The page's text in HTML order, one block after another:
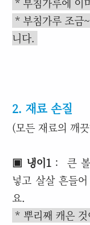
* 부침가루에 이
* 부침가루 조금
니다.
2. 재료 손질
(모든 재료의 깨
▣ 냉이1: 큰 볼
넣고 살살 흔들
요.
* 뿌리째 캐은